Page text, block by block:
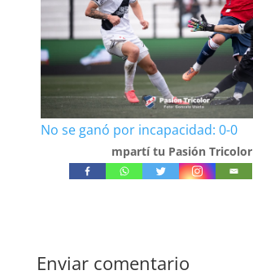
No se ganó por incapacidad: 0-0
mpartí tu Pasión Tricolor
Enviar comentario